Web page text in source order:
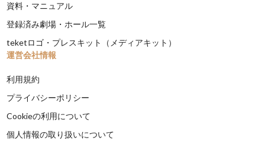
資料・マニュアル
登録済み劇場・ホール一覧
teketロゴ・プレスキット（メディアキット）
運営会社情報
利用規約
プライバシーポリシー
Cookieの利用について
個人情報の取り扱いについて